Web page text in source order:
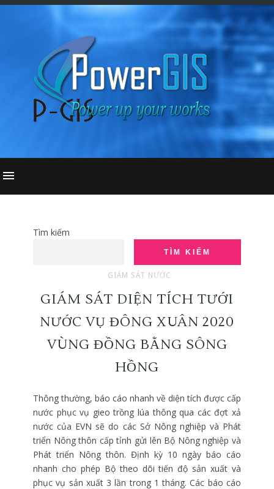
Tìm kiếm
GIÁM SÁT NƯỚC
GIÁM SÁT DIỆN TÍCH TƯỚI
NƯỚC VỤ ĐÔNG XUÂN 2020
VÙNG ĐỒNG BẰNG SÔNG
HỒNG
Thông thường, báo cáo nhanh về diện tích được cấp
nước phục vụ gieo trồng lúa thông qua các đợt xả
nước của EVN sẽ do các Sở Nông nghiệp và Phát
triển Nông thôn cấp tỉnh gửi lên Bộ Nông nghiệp và
Phát triển Nông thôn. Định kỳ 10 ngày báo cáo
nhanh cho phép Bộ theo dõi tiến độ sản xuất và
phục vụ sản xuất 3 lần trong 1 tháng. Các báo cáo